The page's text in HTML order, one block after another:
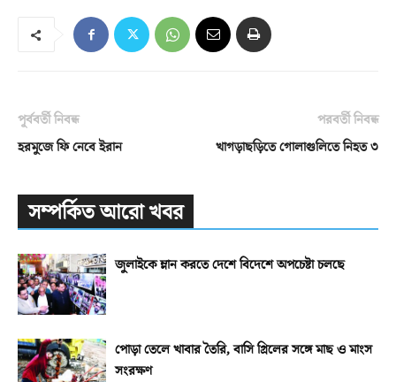
পূর্ববর্তী নিবন্ধ
হরমুজে ফি নেবে ইরান
পরবর্তী নিবন্ধ
খাগড়াছড়িতে গোলাগুলিতে নিহত ৩
সম্পর্কিত আরো খবর
জুলাইকে ম্লান করতে দেশে বিদেশে অপচেষ্টা চলছে
পোড়া তেলে খাবার তৈরি, বাসি গ্রিলের সঙ্গে মাছ ও মাংস
সংরক্ষণ